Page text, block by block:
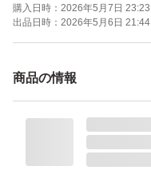
購入日時： 2026年5月7日 23:23
出品日時： 2026年5月6日 21:44
商品の情報